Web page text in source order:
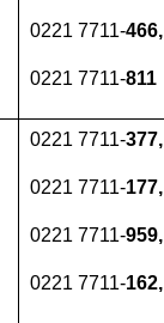
0221 7711-466,
0221 7711-811
0221 7711-377,
0221 7711-177,
0221 7711-959,
0221 7711-162,